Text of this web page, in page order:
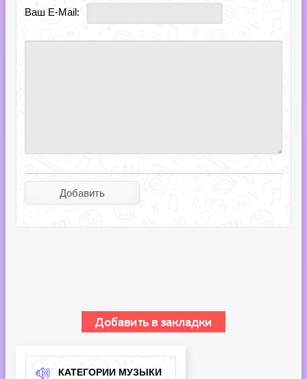
Ваш E-Mail:
КАТЕГОРИИ МУЗЫКИ